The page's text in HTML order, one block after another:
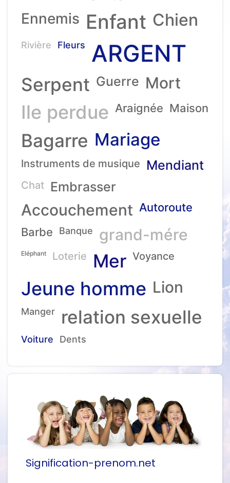
Ennemis Enfant Chien
Rivière Fleurs ARGENT
Serpent Guerre Mort
Ile perdue Araignée Maison
Bagarre Mariage
Instruments de musique Mendiant
Chat Embrasser
Accouchement Autoroute
Barbe
Banque grand-mére
Eléphant Loterie Mer Voyance
Jeune homme Lion
Manger relation sexuelle
Voiture Dents
Signification-prenom.net